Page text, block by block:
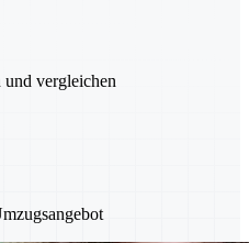
vergleichen